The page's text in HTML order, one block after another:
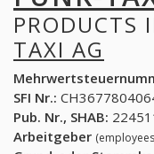
PRODUCTS
TAXI AG
SFI Nr.:
Pub. Nr., SHAB:
Arbeitgeber